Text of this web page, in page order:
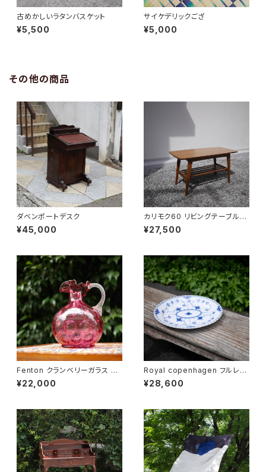
古めかしいラタンバスケット
¥5,500
サイケデリックござ
¥5,000
その他の商品
ダベンポートデスク
¥45,000
カリモク60 リビングテーブル
小
¥27,500
Fenton クランベリーガラス ピ
ッチャー
¥22,000
Royal copenhagen フルレー
ス オーバルディッシュ
¥28,600